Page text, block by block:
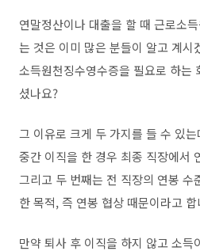
연말정산이나 대출을 할 때 근로소
는 것은 이미 많은 분들이 알고 계시
소득원천징수영수증을 필요로 하는
셨나요?
그 이유로 크게 두 가지를 들 수 있
중간 이직을 한 경우 최종 직장에서
그리고 두 번째는 전 직장의 연봉 수
한 목적, 즉 연봉 협상 때문이라고 합
만약 퇴사 후 이직을 하지 않고 소득